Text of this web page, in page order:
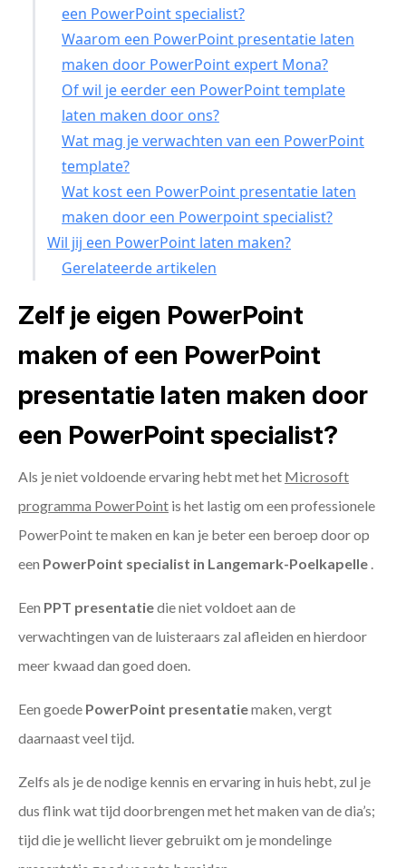
een PowerPoint specialist?
Waarom een PowerPoint presentatie laten
maken door PowerPoint expert Mona?
Of wil je eerder een PowerPoint template
laten maken door ons?
Wat mag je verwachten van een PowerPoint
template?
Wat kost een PowerPoint presentatie laten
maken door een Powerpoint specialist?
Wil jij een PowerPoint laten maken?
Gerelateerde artikelen
Zelf je eigen PowerPoint
maken of een PowerPoint
presentatie laten maken door
een PowerPoint specialist?
Als je niet voldoende ervaring hebt met het Microsoft
programma PowerPoint is het lastig om een professionele
PowerPoint te maken en kan je beter een beroep door op
een PowerPoint specialist in Langemark-Poelkapelle .
Een PPT presentatiedie niet voldoet aan de
verwachtingen van de luisteraars zal afleiden en hierdoor
meer kwaad dan goed doen.
Een goede PowerPoint presentatiemaken, vergt
daarnaast veel tijd.
Zelfs als je de nodige kennis en ervaring in huis hebt, zul je
dus flink wat tijd doorbrengen met het maken van de dia’s;
tijd die je wellicht liever gebruikt om je mondelinge